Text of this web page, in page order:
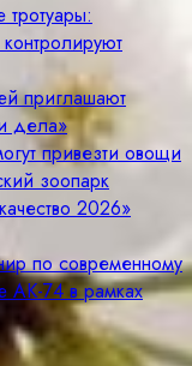
приглашают
дела»
привезти овощи
зоопарк
2026»
по современному
АК-74 в рамках